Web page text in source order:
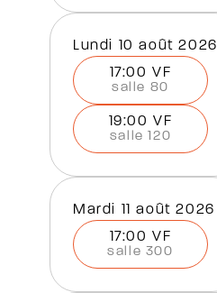
lundi 10 août 2026
17:00 VF
salle 80
19:00 VF
salle 120
mardi 11 août 2026
17:00 VF
salle 300